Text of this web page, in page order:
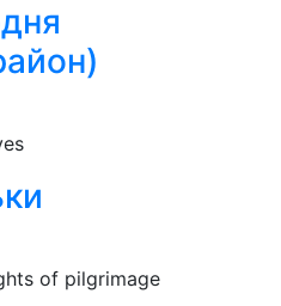
of pilgrimage